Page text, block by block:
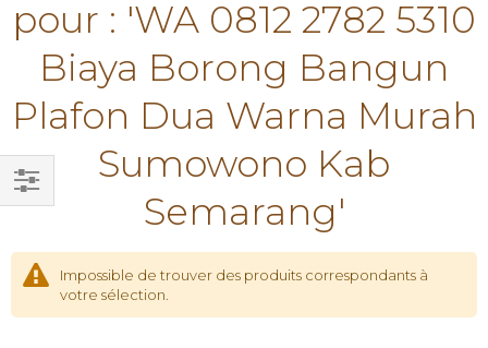
pour : 'WA 0812 2782 5310
Biaya Borong Bangun
Plafon Dua Warna Murah
Sumowono Kab
Semarang'
Impossible de trouver des produits correspondants à
votre sélection.
Filtrer